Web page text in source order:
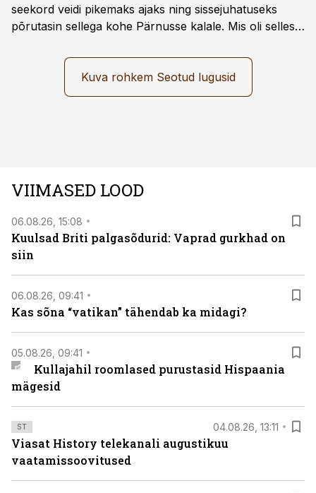
seekord veidi pikemaks ajaks ning sissejuhatuseks
põrutasin sellega kohe Pärnusse kalale. Mis oli selles
läbi järgnev lugu.
Kuva rohkem Seotud lugusid
VIIMASED LOOD
06.08.26, 15:08
Kuulsad Briti palgasõdurid: Vaprad gurkhad on
siin
06.08.26, 09:41
Kas sõna “vatikan” tähendab ka midagi?
05.08.26, 09:41
Kullajahil roomlased purustasid Hispaania
mägesid
ST 04.08.26, 13:11
Viasat History telekanali augustikuu
vaatamissoovitused